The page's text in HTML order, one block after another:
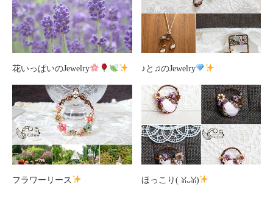
花いっぱいのJewelry ♪と♫のJewelry
フラワーリース ほっこり(⁠ ⁠ꈍ⁠ᴗ⁠ꈍ⁠)